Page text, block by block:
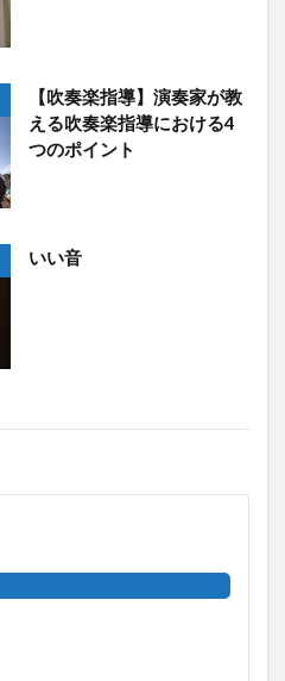
【吹奏楽指導】演奏家が教
える吹奏楽指導における4
つのポイント
いい音